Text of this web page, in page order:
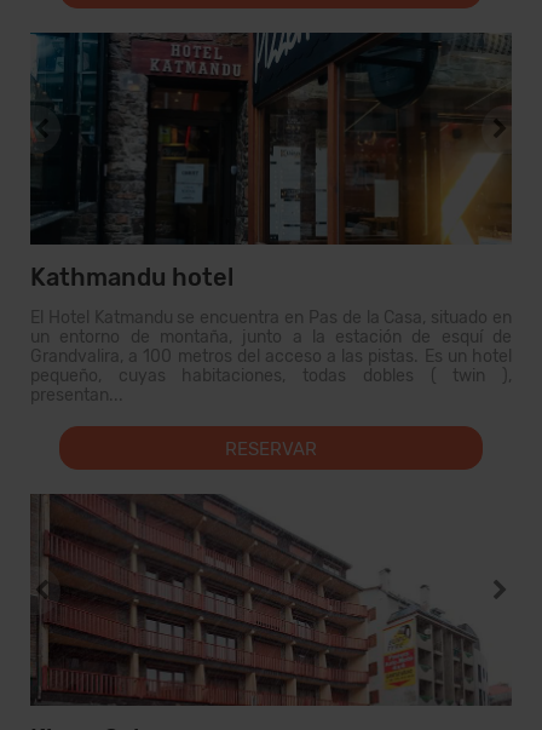
Kathmandu hotel
El Hotel Katmandu se encuentra en Pas de la Casa, situado en
un entorno de montaña, junto a la estación de esquí de
Grandvalira, a 100 metros del acceso a las pistas. Es un hotel
pequeño, cuyas habitaciones, todas dobles ( twin ),
presentan...
RESERVAR